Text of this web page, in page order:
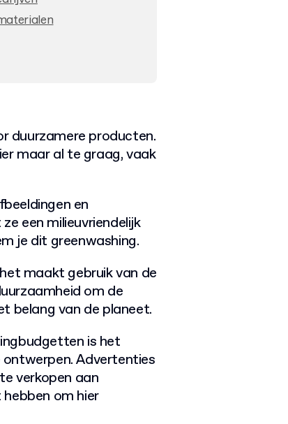
duurzamere producten.
maar al te graag, vaak
en
een milieuvriendelijk
je dit greenwashing.
maakt gebruik van de
om de
belang van de planeet.
is het
Advertenties
verkopen aan
om hier